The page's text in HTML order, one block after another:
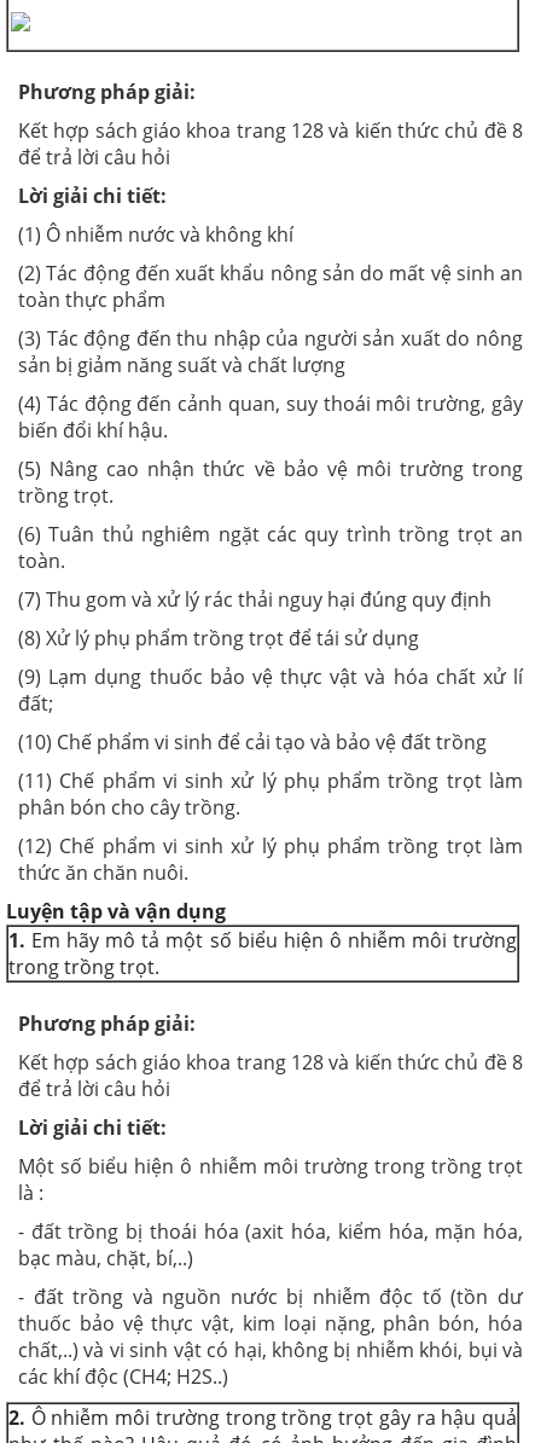
Phương pháp giải:
Kết hợp sách giáo khoa trang 128 và kiến thức chủ đề 8
để trả lời câu hỏi
Lời giải chi tiết:
(1) Ô nhiễm nước và không khí
(2) Tác động đến xuất khẩu nông sản do mất vệ sinh an
toàn thực phẩm
(3) Tác động đến thu nhập của người sản xuất do nông
sản bị giảm năng suất và chất lượng
(4) Tác động đến cảnh quan, suy thoái môi trường, gây
biến đổi khí hậu.
(5) Nâng cao nhận thức về bảo vệ môi trường trong
trồng trọt.
(6) Tuân thủ nghiêm ngặt các quy trình trồng trọt an
toàn.
(7) Thu gom và xử lý rác thải nguy hại đúng quy định
(8) Xử lý phụ phẩm trồng trọt để tái sử dụng
(9) Lạm dụng thuốc bảo vệ thực vật và hóa chất xử lí
đất;
(10) Chế phẩm vi sinh để cải tạo và bảo vệ đất trồng
(11) Chế phẩm vi sinh xử lý phụ phẩm trồng trọt làm
phân bón cho cây trồng.
(12) Chế phẩm vi sinh xử lý phụ phẩm trồng trọt làm
thức ăn chăn nuôi.
Luyện tập và vận dụng
1. Em hãy mô tả một số biểu hiện ô nhiễm môi trường
trong trồng trọt.
Phương pháp giải:
Kết hợp sách giáo khoa trang 128 và kiến thức chủ đề 8
để trả lời câu hỏi
Lời giải chi tiết:
Một số biểu hiện ô nhiễm môi trường trong trồng trọt
là :
- đất trồng bị thoái hóa (axit hóa, kiểm hóa, mặn hóa,
bạc màu, chặt, bí,..)
- đất trồng và nguồn nước bị nhiễm độc tố (tồn dư
thuốc bảo vệ thực vật, kim loại nặng, phân bón, hóa
chất,..) và vi sinh vật có hại, không bị nhiễm khói, bụi và
các khí độc (CH4; H2S..)
2. Ô nhiễm môi trường trong trồng trọt gây ra hậu quả